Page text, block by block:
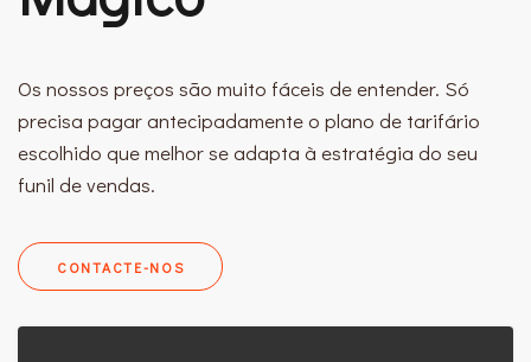
Os nossos preços são muito fáceis de entender. Só
precisa pagar antecipadamente o plano de tarifário
escolhido que melhor se adapta à estratégia do seu
funil de vendas.
CONTACTE-NOS